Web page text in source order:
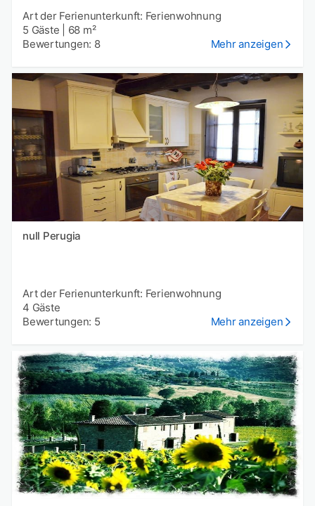
Art der Ferienunterkunft: Ferienwohnung
5 Gäste
68 m²
Bewertungen: 8
Mehr anzeigen
null Perugia
Art der Ferienunterkunft: Ferienwohnung
4 Gäste
Bewertungen: 5
Mehr anzeigen